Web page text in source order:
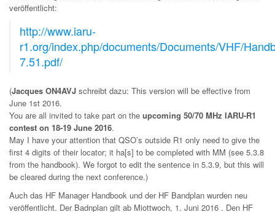
veröffentlicht:
http://www.iaru-
r1.org/index.php/documents/Documents/VHF/
7.51.pdf/
(Jacques ON4AVJ schreibt dazu: This version will be effective from
June 1st 2016.
You are all invited to take part on the upcoming 50/70 MHz IARU-R1
contest on 18-19 June 2016.
May I have your attention that QSO’s outside R1 only need to give the
first 4 digits of their locator; it ha[s] to be completed with MM (see 5.3.8
from the handbook). We forgot to edit the sentence in 5.3.9, but this will
be cleared during the next conference.)
Auch das HF Manager Handbook und der HF Bandplan wurden neu
veröffentlicht. Der Badnplan gilt ab Miottwoch, 1. Juni 2016 . Den HF